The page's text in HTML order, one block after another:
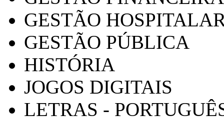
GESTÃO
GESTÃO PÚBLICA
HISTÓRIA
JOGOS DIGITAIS
LETRAS -